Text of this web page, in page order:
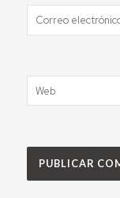
Correo
electrónico*
Web